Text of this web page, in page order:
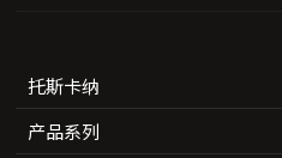
托斯卡纳
产品系列